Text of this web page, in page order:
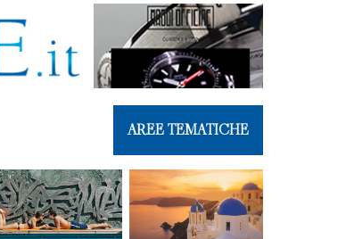
AREE TEMATICHE